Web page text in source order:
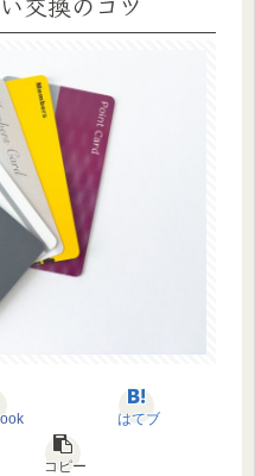
はてブ
コピー